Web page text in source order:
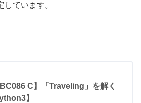
ています。
C】「Traveling」を解く
】